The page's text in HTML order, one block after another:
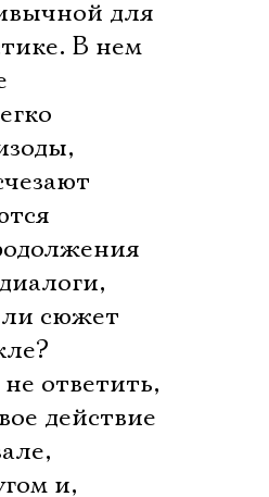
для
В нем
ли сюжет
ответить,
действие
и,